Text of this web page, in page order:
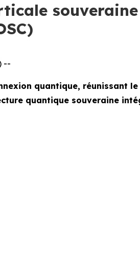
souveraine
--
quantique, réunissant
quantique souveraine